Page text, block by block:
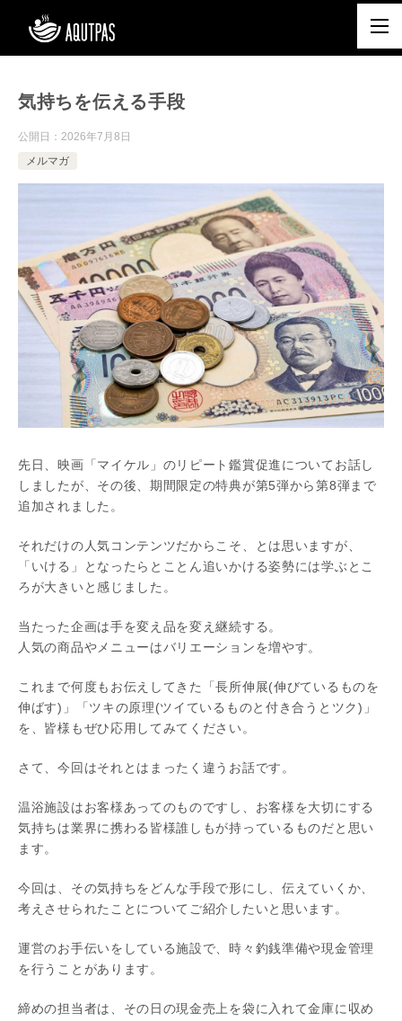
気持ちを伝える手段
公開日： 2026年7月8日
メルマガ
先日、映画「マイケル」のリピート鑑賞促進についてお話し
しましたが、その後、期間限定の特典が第5弾から第8弾まで
追加されました。
それだけの人気コンテンツだからこそ、とは思いますが、
「いける」となったらとことん追いかける姿勢には学ぶとこ
ろが大きいと感じました。
当たった企画は手を変え品を変え継続する。
人気の商品やメニューはバリエーションを増やす。
これまで何度もお伝えしてきた「長所伸展(伸びているものを
伸ばす)」「ツキの原理(ツイているものと付き合うとツク)」
を、皆様もぜひ応用してみてください。
さて、今回はそれとはまったく違うお話です。
温浴施設はお客様あってのものですし、お客様を大切にする
気持ちは業界に携わる皆様誰しもが持っているものだと思い
ます。
今回は、その気持ちをどんな手段で形にし、伝えていくか、
考えさせられたことについてご紹介したいと思います。
運営のお手伝いをしている施設で、時々釣銭準備や現金管理
を行うことがあります。
締めの担当者は、その日の現金売上を袋に入れて金庫に収め